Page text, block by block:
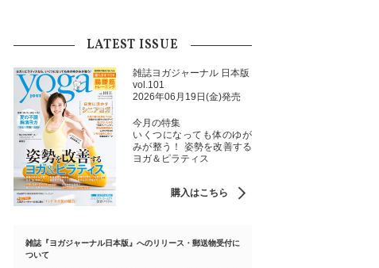
LATEST ISSUE
雑誌ヨガジャーナル 日本版
vol.101
2026年06月19日(金)発売
今月の特集
いくつになっても体のゆが
みが整う！ 姿勢を改善する
ヨガ＆ピラティス
購入はこちら
雑誌『ヨガジャーナル日本版』へのリリース・郵送物受付に
ついて